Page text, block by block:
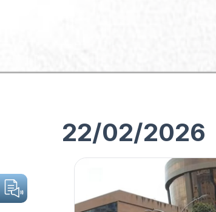
22/02/2026
Nada foi encontado